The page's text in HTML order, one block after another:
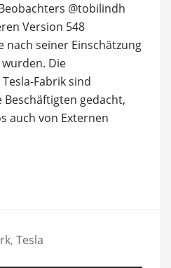
@tobilindh
Version 548
nach seiner Einschätzung
Die
Fabrik sind
gedacht,
auch von Externen
, Tesla